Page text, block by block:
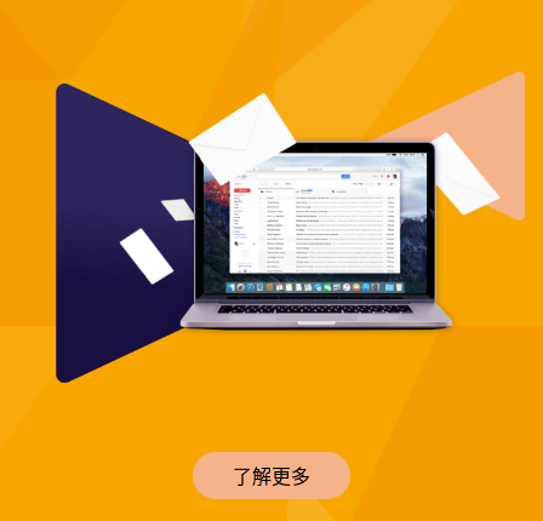
了解更多